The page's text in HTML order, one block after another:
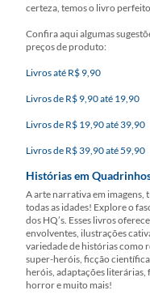
certeza, temos o livro
Confira aqui algumas
preços de produto:
Livros até R$ 9,90
Livros de R$ 9,90 até 19,90
Livros de R$ 19,90 até 39,90
Livros de R$ 39,90 até 59,90
Histórias em
A arte narrativa em imagens,
todas as idades! Explore o
dos HQ’s. Esses livros
envolventes, ilustrações
variedade de histórias como
super-heróis, ficção
heróis, adaptações literárias,
horror e muito mais!